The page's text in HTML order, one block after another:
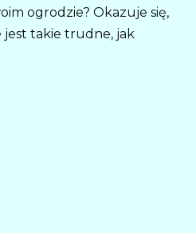
ogrodzie? Okazuje się,
jest takie trudne, jak